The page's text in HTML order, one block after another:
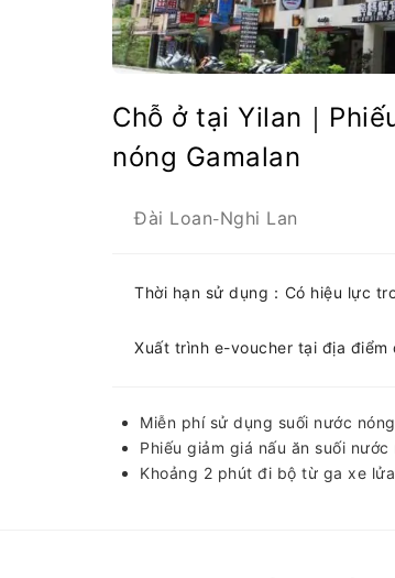
Chỗ ở tại Yilan｜
nóng Gamalan
Đài Loan-Nghi Lan
Thời hạn sử dụng：Có hiệu lực
Xuất trình e-voucher tại địa điểm
Miễn phí sử dụng suối nước
Phiếu giảm giá nấu ăn suối
Khoảng 2 phút đi bộ từ ga xe